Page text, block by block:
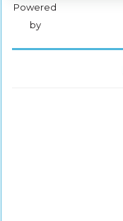
Powered
by